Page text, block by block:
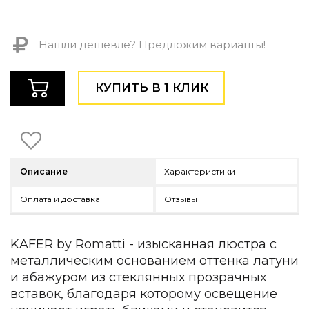
Фитнес и wellness-оборудование
Коллекции
ROOM — Modern
INTERRA — Soft Modern
ARTOPIA — Mid-Century
Все коллекции мебели
Декор
Для кухни
Предметы интерьера
Зеркала
Вентиляторы
Ковры
Нашли дешевле? Предложим варианты!
КУПИТЬ В 1 КЛИК
Описание Характеристики
Оплата и доставка Отзывы
KAFER by Romatti - изысканная люстра с
металлическим основанием оттенка латуни
и абажуром из стеклянных прозрачных
вставок, благодаря которому освещение